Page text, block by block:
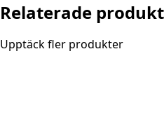
Relaterade
Upptäck fler produkter